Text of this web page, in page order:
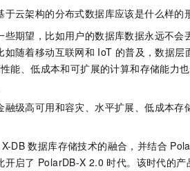
云架构的分布式数据库应该是什么样的
期望，比如用户的数据库数据永远不会
如随着移动互联网和 IoT 的普及，数据层
能、低成本和可扩展的计算和存储能力
级高可用和容灾、水平扩展、低成本存
X-DB 数据库存储技术的融合，并结合
开启了 PolarDB-X 2.0 时代。该时代的